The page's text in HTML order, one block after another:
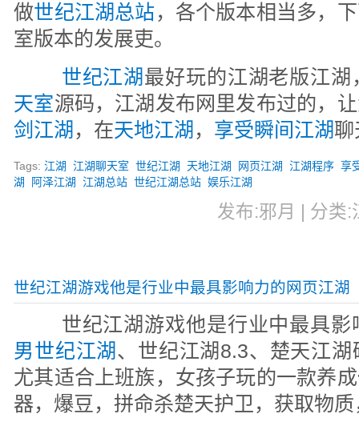
做世纪江湖总站，各个版本相当多，
室版本的发展吏。
世纪江湖最好玩的江湖老版江
天室源码，江湖发布网里发布过的，
剑江湖 ，在天地江湖 ， 享受瞬间江湖
Tags:江湖 江湖聊天室 世纪江湖 天地江湖 网页江湖 江湖程序 享
湖
阿泽江湖 江湖总站 世纪江湖总站 娱乐江湖
发布:邪月 | 分类:
世纪江湖游戏他是行业中最具影响力的网页江湖
世纪江湖游戏他是行业中最具影
男世纪江湖、世纪江湖8.3、楚天江
尤其适合上班族，女孩子玩的一款养
器，爆豆，拼命杀楚天护卫，获取物